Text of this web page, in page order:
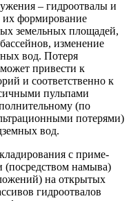
– гидроотвалы и
их формирование
земельных площадей,
изменение
вод. Потеря
привести к
и соответственно к
пульпами
(по
потерями)
вод.
с приме­
(посредством намыва)
на открытых
гидроотвалов